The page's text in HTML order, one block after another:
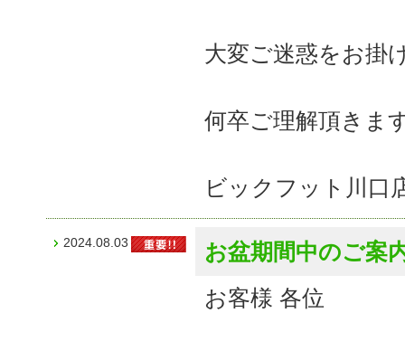
大変ご迷惑をお掛
何卒ご理解頂きま
ビックフット川口
2024.08.03
お盆期間中のご案
お客様 各位